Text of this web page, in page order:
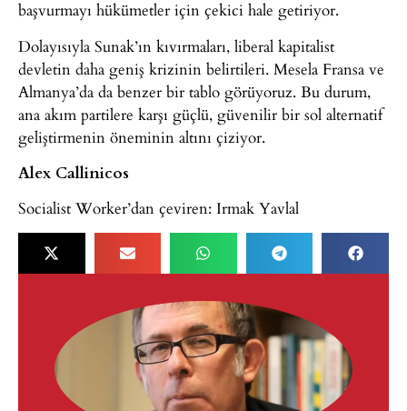
başvurmayı hükümetler için çekici hale getiriyor.
Dolayısıyla Sunak’ın kıvırmaları, liberal kapitalist
devletin daha geniş krizinin belirtileri. Mesela Fransa ve
Almanya’da da benzer bir tablo görüyoruz. Bu durum,
ana akım partilere karşı güçlü, güvenilir bir sol alternatif
geliştirmenin öneminin altını çiziyor.
Alex Callinicos
Socialist Worker’dan çeviren: Irmak Yavlal